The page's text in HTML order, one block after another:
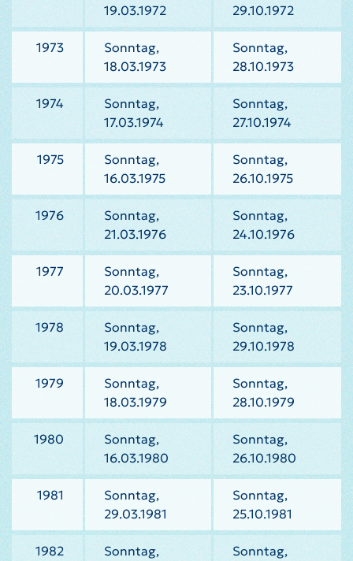
19.03.1972
29.10.1972
1973
Sonntag,
18.03.1973
Sonntag,
28.10.1973
1974
Sonntag,
17.03.1974
Sonntag,
27.10.1974
1975
Sonntag,
16.03.1975
Sonntag,
26.10.1975
1976
Sonntag,
21.03.1976
Sonntag,
24.10.1976
1977
Sonntag,
20.03.1977
Sonntag,
23.10.1977
1978
Sonntag,
19.03.1978
Sonntag,
29.10.1978
1979
Sonntag,
18.03.1979
Sonntag,
28.10.1979
1980
Sonntag,
16.03.1980
Sonntag,
26.10.1980
1981
Sonntag,
29.03.1981
Sonntag,
25.10.1981
1982
Sonntag,
Sonntag,